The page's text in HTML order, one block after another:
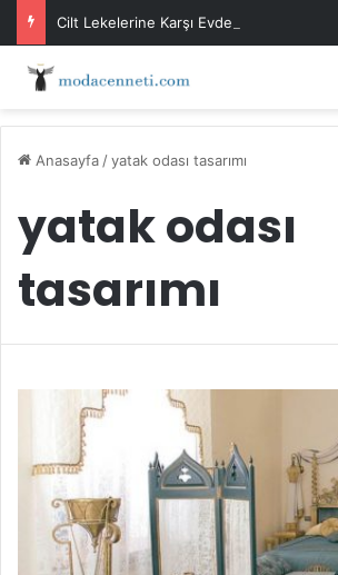
Cilt Lekelerine Karşı Evde Maske Önerileri
Anasayfa /yatak odası tasarımı
yatak odası
tasarımı